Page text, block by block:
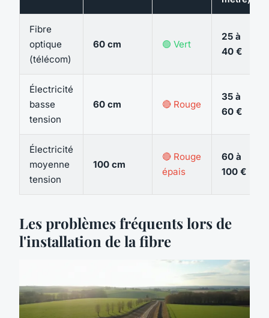
Fibre
optique
(télécom)
60 cm 🟢 Vert
25 à
40 €
Électricité
basse
tension
60 cm 🔴 Rouge
35 à
60 €
Électricité
moyenne
tension
100 cm
🔴 Rouge
épais
60 à
100 €
Les problèmes fréquents lors de
l'installation de la fibre